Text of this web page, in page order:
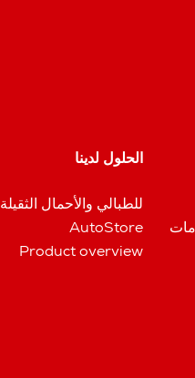
الحلول لدينا
للطبالي والأحمال الثقيلة
AutoStore
Product overview